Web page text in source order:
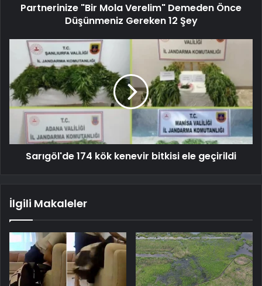
Partnerinize "Bir Mola Verelim" Demeden Önce
Düşünmeniz Gereken 12 Şey
Sarıgöl'de 174 kök kenevir bitkisi ele geçirildi
İlgili Makaleler